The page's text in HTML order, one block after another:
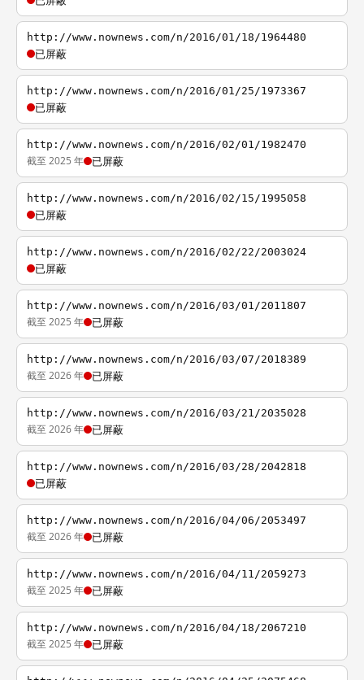
http://www.nownews.com/n/2016/01/18/1964480
已屏蔽
http://www.nownews.com/n/2016/01/25/1973367
已屏蔽
http://www.nownews.com/n/2016/02/01/1982470
截至 2025 年 已屏蔽
http://www.nownews.com/n/2016/02/15/1995058
已屏蔽
http://www.nownews.com/n/2016/02/22/2003024
已屏蔽
http://www.nownews.com/n/2016/03/01/2011807
截至 2025 年 已屏蔽
http://www.nownews.com/n/2016/03/07/2018389
截至 2026 年 已屏蔽
http://www.nownews.com/n/2016/03/21/2035028
截至 2026 年 已屏蔽
http://www.nownews.com/n/2016/03/28/2042818
已屏蔽
http://www.nownews.com/n/2016/04/06/2053497
截至 2026 年 已屏蔽
http://www.nownews.com/n/2016/04/11/2059273
截至 2025 年 已屏蔽
http://www.nownews.com/n/2016/04/18/2067210
截至 2025 年 已屏蔽